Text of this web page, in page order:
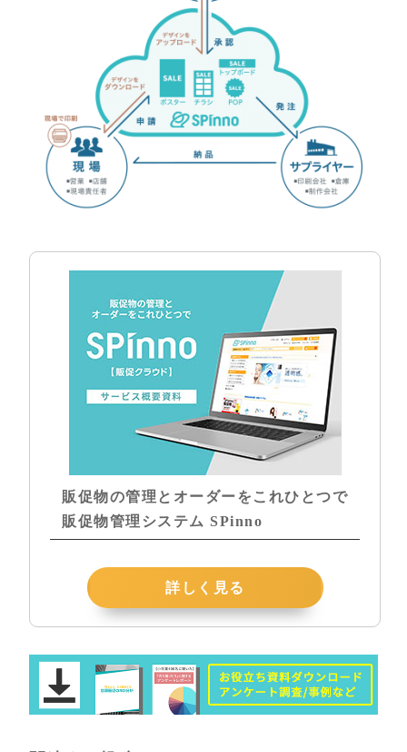
販促物の管理とオーダーをこれひとつで
販促物管理システム SPinno
詳しく見る